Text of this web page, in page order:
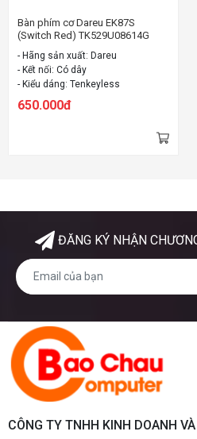
Bàn phím cơ Dareu EK87S
(Switch Red) TK529U08614G
- Hãng sản xuất: Dareu
- Kết nối: Có dây
- Kiểu dáng: Tenkeyless
- Đèn led: Có
650.000đ
ĐĂNG KÝ NHẬN
CÔNG TY TNHH KINH DOANH